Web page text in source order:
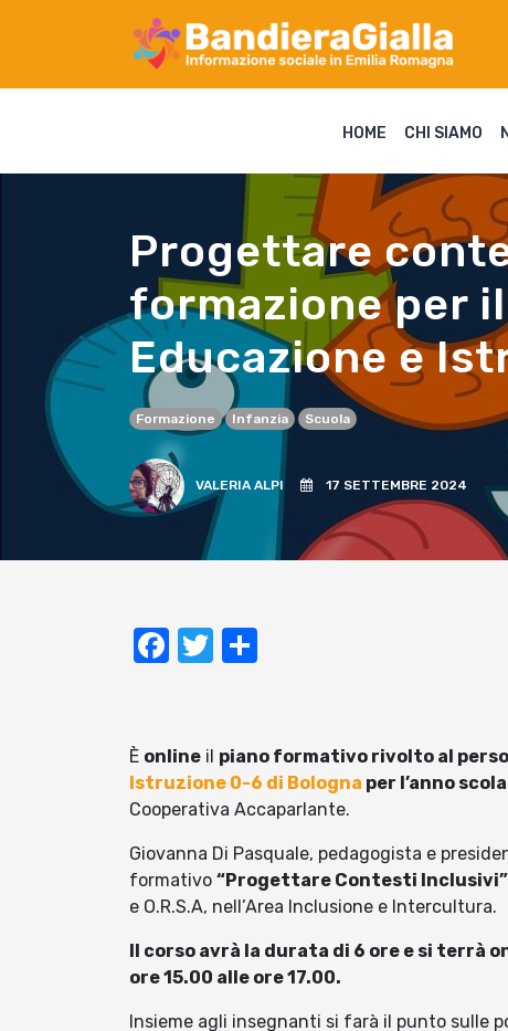
HOME CHI SIAMO
Progettare
formazione per
Educazione e
Formazione Infanzia Scuola
VALERIA ALPI 17 SETTEMBRE 2024
Facebook
Twitter
È online il piano formativo rivolto al
Istruzione 0-6 di Bologna per l’anno
Cooperativa Accaparlante.
Giovanna Di Pasquale, pedagogista e
formativo “Progettare Contesti Inclusivi”
e O.R.S.A, nell’Area Inclusione e Intercultura.
Il corso avrà la durata di 6 ore e si terrà
ore 15.00 alle ore 17.00.
Insieme agli insegnanti si farà il punto sulle